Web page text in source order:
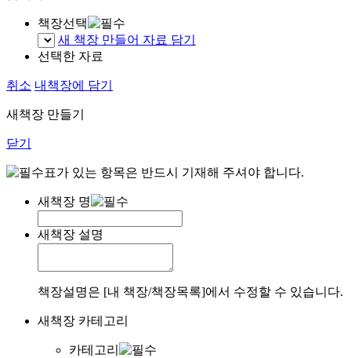
책장선택
새 책장 만들어 자료 담기
선택한 자료
취소 내책장에 담기
새책장 만들기
닫기
표가 있는 항목은 반드시 기재해 주셔야 합니다.
새책장 명
새책장 설명
책장설명은 [내 책장/책장목록]에서 수정할 수 있습니다.
새책장 카테고리
카테고리